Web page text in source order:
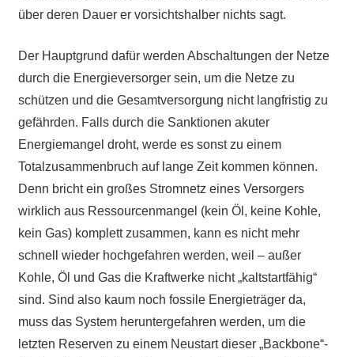
über deren Dauer er vorsichtshalber nichts sagt.
Der Hauptgrund dafür werden Abschaltungen der Netze
durch die Energieversorger sein, um die Netze zu
schützen und die Gesamtversorgung nicht langfristig zu
gefährden. Falls durch die Sanktionen akuter
Energiemangel droht, werde es sonst zu einem
Totalzusammenbruch auf lange Zeit kommen können.
Denn bricht ein großes Stromnetz eines Versorgers
wirklich aus Ressourcenmangel (kein Öl, keine Kohle,
kein Gas) komplett zusammen, kann es nicht mehr
schnell wieder hochgefahren werden, weil – außer
Kohle, Öl und Gas die Kraftwerke nicht „kaltstartfähig“
sind. Sind also kaum noch fossile Energieträger da,
muss das System heruntergefahren werden, um die
letzten Reserven zu einem Neustart dieser „Backbone“-